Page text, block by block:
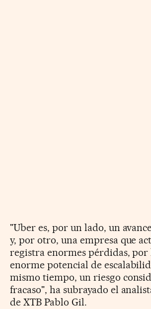
"Uber es, por un lado, un
y, por otro, una empresa que
registra enormes pérdidas, por
enorme potencial de
mismo tiempo, un riesgo
fracaso", ha subrayado el
de XTB Pablo Gil.